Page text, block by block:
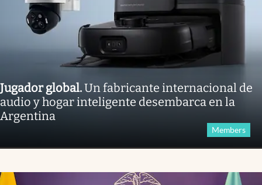
Jugador global.Un fabricante internacional de
audio y hogar inteligente desembarca en la
Argentina
Members